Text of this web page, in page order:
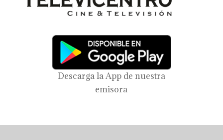
Descarga la App de nuestra
emisora